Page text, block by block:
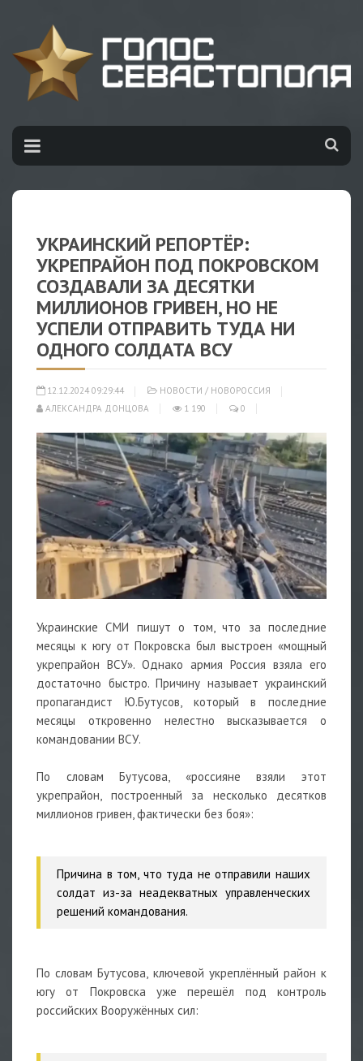
УКРАИНСКИЙ РЕПОРТЁР:
УКРЕПРАЙОН ПОД ПОКРОВСКОМ
СОЗДАВАЛИ ЗА ДЕСЯТКИ
МИЛЛИОНОВ ГРИВЕН, НО НЕ
УСПЕЛИ ОТПРАВИТЬ ТУДА НИ
ОДНОГО СОЛДАТА ВСУ
12.12.2024 09:29:44 НОВОСТИ / НОВОРОССИЯ
АЛЕКСАНДРА ДОНЦОВА
1 190 0
Украинские СМИ пишут о том, что за последние
месяцы к югу от Покровска был выстроен «мощный
укрепрайон ВСУ». Однако армия Россия взяла его
достаточно быстро. Причину называет украинский
пропагандист Ю.Бутусов, который в последние
месяцы откровенно нелестно высказывается о
командовании ВСУ.
По словам Бутусова, «россияне взяли этот
укрепрайон, построенный за несколько десятков
миллионов гривен, фактически без боя»:
Причина в том, что туда не отправили наших
солдат из-за неадекватных управленческих
решений командования.
По словам Бутусова, ключевой укреплённый район к
югу от Покровска уже перешёл под контроль
российских Вооружённых сил: